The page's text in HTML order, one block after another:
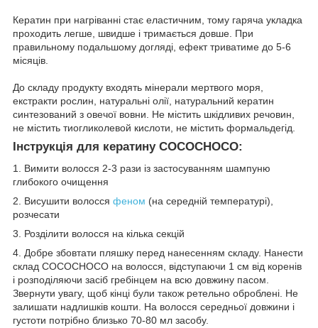
Кератин при нагріванні стає еластичним, тому гаряча укладка
проходить легше, швидше і тримається довше. При
правильному подальшому догляді, ефект триватиме до 5-6
місяців.
До складу продукту входять мінерали мертвого моря,
екстракти рослин, натуральні олії, натуральний кератин
синтезований з овечої вовни. Не містить шкідливих речовин,
не містить тиогликолевой кислоти, не містить формальдегід.
Інструкція для кератину COCOCHOCO:
1. Вимити волосся 2-3 рази із застосуванням шампуню
глибокого очищення
2. Висушити волосся феном (на середній температурі),
розчесати
3. Розділити волосся на кілька секцій
4. Добре збовтати пляшку перед нанесенням складу. Нанести
склад COCOCHOCO на волосся, відступаючи 1 см від коренів
і розподіляючи засіб гребінцем на всю довжину пасом.
Звернути увагу, щоб кінці були також ретельно оброблені. Не
залишати надлишків кошти. На волосся середньої довжини і
густоти потрібно близько 70-80 мл засобу.